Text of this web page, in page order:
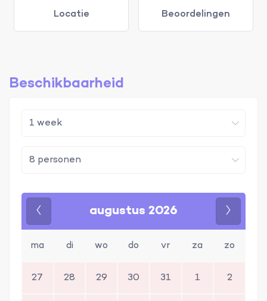
Locatie Beoordelingen
Beschikbaarheid
augustus 2026
ma di wo do vr za zo
27 28 29 30 31 1 2